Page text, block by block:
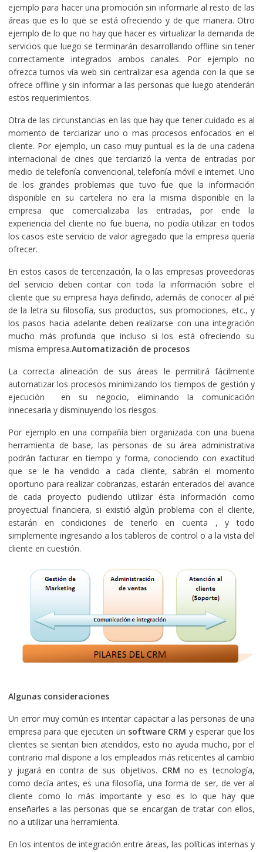
ejemplo para hacer una promoción sin informarle al resto de las
áreas que es lo que se está ofreciendo y de que manera. Otro
ejemplo de lo que no hay que hacer es virtualizar la demanda de
servicios que luego se terminarán desarrollando offline sin tener
correctamente integrados ambos canales. Por ejemplo no
ofrezca turnos vía web sin centralizar esa agenda con la que se
ofrece offline y sin informar a las personas que luego atenderán
estos requerimientos.
Otra de las circunstancias en las que hay que tener cuidado es al
momento de terciarizar uno o mas procesos enfocados en el
cliente. Por ejemplo, un caso muy puntual es la de una cadena
internacional de cines que terciarizó la venta de entradas por
medio de telefonía convencional, telefonía móvil e internet. Uno
de los grandes problemas que tuvo fue que la información
disponible en su cartelera no era la misma disponible en la
empresa que comercializaba las entradas, por ende la
experiencia del cliente no fue buena, no podía utilizar en todos
los casos este servicio de valor agregado que la empresa quería
ofrecer.
En estos casos de tercerización, la o las empresas proveedoras
del servicio deben contar con toda la información sobre el
cliente que su empresa haya definido, además de conocer al pié
de la letra su filosofía, sus productos, sus promociones, etc., y
los pasos hacia adelante deben realizarse con una integración
mucho más profunda que incluso si los está ofreciendo su
misma empresa.Automatización de procesos
La correcta alineación de sus áreas le permitirá fácilmente
automatizar los procesos minimizando los tiempos de gestión y
ejecución en su negocio, eliminando la comunicación
innecesaria y disminuyendo los riesgos.
Por ejemplo en una compañía bien organizada con una buena
herramienta de base, las personas de su área administrativa
podrán facturar en tiempo y forma, conociendo con exactitud
que se le ha vendido a cada cliente, sabrán el momento
oportuno para realizar cobranzas, estarán enterados del avance
de cada proyecto pudiendo utilizar ésta información como
proyectual financiera, si existió algún problema con el cliente,
estarán en condiciones de tenerlo en cuenta , y todo
simplemente ingresando a los tableros de control o a la vista del
cliente en cuestión.
Algunas consideraciones
Un error muy común es intentar capacitar a las personas de una
empresa para que ejecuten un software CRM y esperar que los
clientes se sientan bien atendidos, esto no ayuda mucho, por el
contrario mal dispone a los empleados más reticentes al cambio
y jugará en contra de sus objetivos. CRM no es tecnología,
como decía antes, es una filosofía, una forma de ser, de ver al
cliente como lo más importante y eso es lo que hay que
enseñarles a las personas que se encargan de tratar con ellos,
no a utilizar una herramienta.
En los intentos de integración entre áreas, las políticas internas y